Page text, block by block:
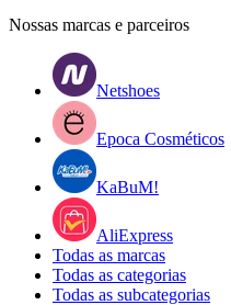
Nossas marcas e parceiros
Netshoes
Epoca Cosméticos
KaBuM!
AliExpress
Todas as marcas
Todas as categorias
Todas as subcategorias